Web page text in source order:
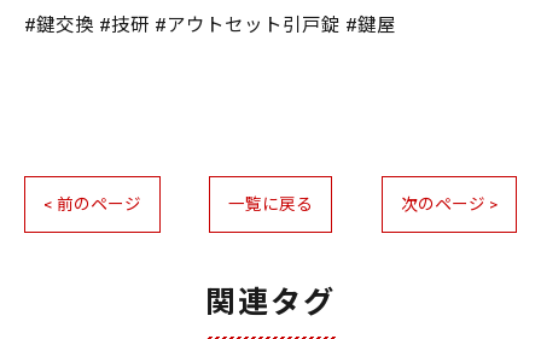
#鍵交換 #技研 #アウトセット引戸錠 #鍵屋
< 前のページ 一覧に戻る 次のページ >
関連タグ